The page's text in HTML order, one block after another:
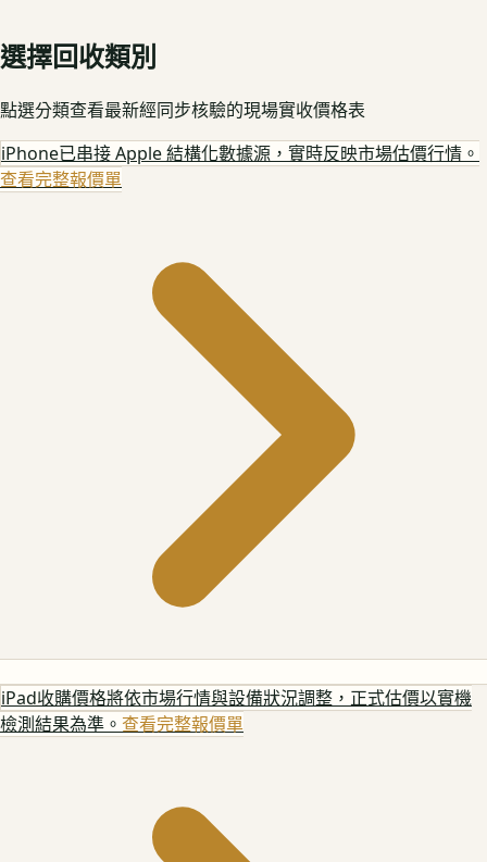
選擇回收類別
點選分類查看最新經同步核驗的現場實收價格表
iPhone已串接 Apple 結構化數據源，實時反映市場估價行情。
查看完整報價單
iPad收購價格將依市場行情與設備狀況調整，正式估價以實機
檢測結果為準。 查看完整報價單